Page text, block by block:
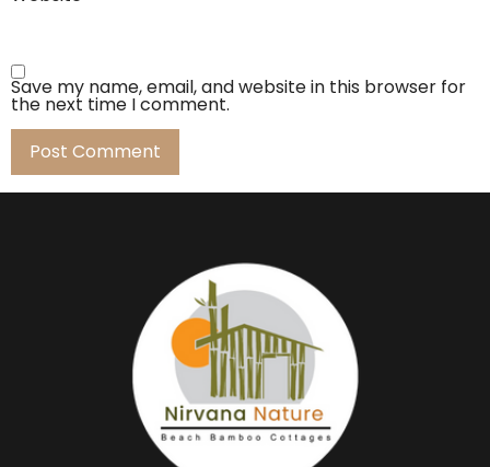
Save my name, email, and website in this browser for
the next time I comment.